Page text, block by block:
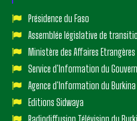
Présidence du Faso
Assemblée législative de
Ministère des Affaires
Service d'Information du
Agence d'Information du Burkina
Editions Sidwaya